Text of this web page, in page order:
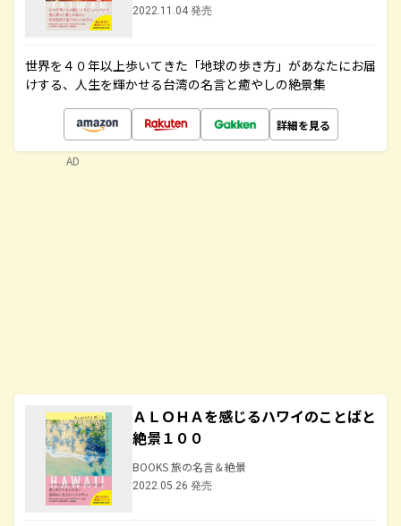
2022.11.04 発売
世界を４０年以上歩いてきた「地球の歩き方」があなたにお届
けする、人生を輝かせる台湾の名言と癒やしの絶景集
詳細を見る
ＡＬＯＨＡを感じるハワイのことばと
絶景１００
BOOKS 旅の名言＆絶景
2022.05.26 発売
AD